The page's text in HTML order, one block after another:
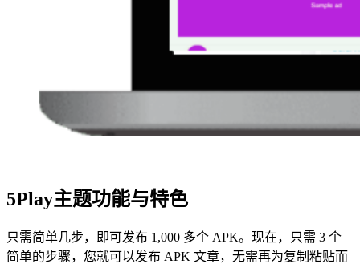
5Play主题功能与特色
只需简单几步，即可发布 1,000 多个 APK。现在，只需 3 个
简单的步骤，您就可以发布 APK 文章，无需再为复制粘贴而